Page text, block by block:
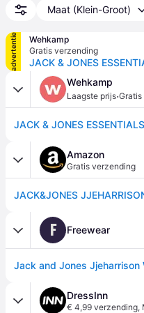
Maat (Klein-Groot)
advertentie
Wehkamp
Gratis verzending
Wehkamp
Laagste prijs·
Amazon
Gratis verzending
F Freewear
DressInn
€ 4,99 verzending,